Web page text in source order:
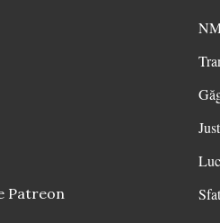
Patreon